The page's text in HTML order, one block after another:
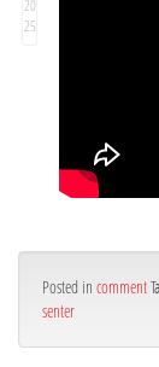
20
25
Posted in comment
senter